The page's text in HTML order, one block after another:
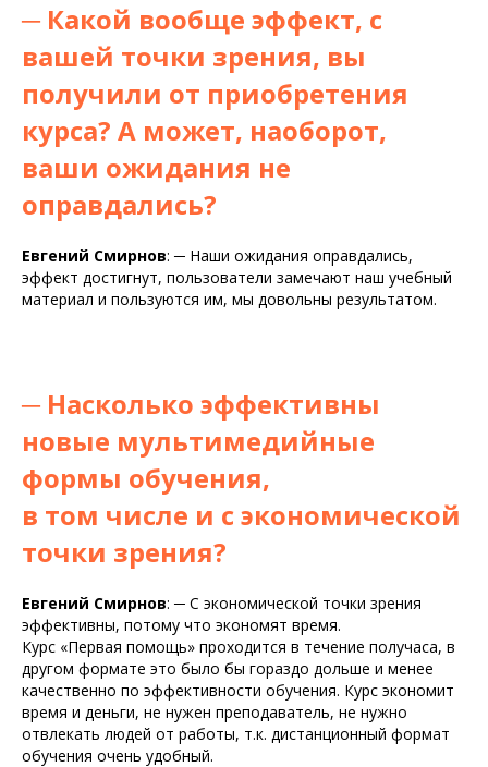
─ Какой вообще эффект, с
вашей точки зрения, вы
получили от приобретения
курса? А может, наоборот,
ваши ожидания не
оправдались?
Евгений Смирнов: ─ Наши ожидания оправдались,
эффект достигнут, пользователи замечают наш учебный
материал и пользуются им, мы довольны результатом.
─ Насколько эффективны
новые мультимедийные
формы обучения,
в том числе и с экономической
точки зрения?
Евгений Смирнов: ─ С экономической точки зрения
эффективны, потому что экономят время.
Курс «Первая помощь» проходится в течение получаса, в
другом формате это было бы гораздо дольше и менее
качественно по эффективности обучения. Курс экономит
время и деньги, не нужен преподаватель, не нужно
отвлекать людей от работы, т.к. дистанционный формат
обучения очень удобный.